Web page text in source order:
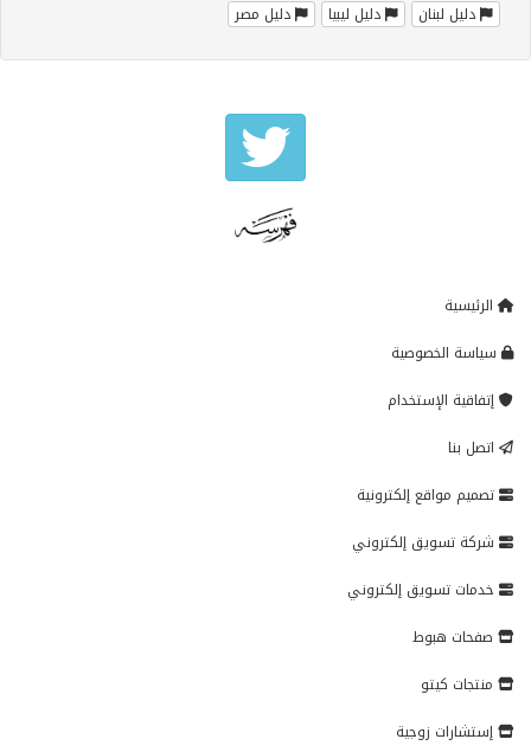
دليل لبنان
دليل ليبيا دليل مصر
الرئيسية
سياسة الخصوصية
إتفاقية الإستخدام
اتصل بنا
تصميم مواقع إلكترونية
شركة تسويق إلكتروني
خدمات تسويق إلكتروني
صفحات هبوط
منتجات كيتو
إستشارات زوجية